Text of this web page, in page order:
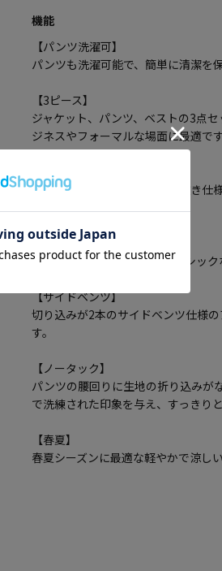
機能
【パンツ洗濯可】
パンツも洗濯可能で、簡単に清潔を
【3ピース】
ジャケット、パンツ、ベストの3点
ジネスやフォーマルな場面に最適です
背中の裏地が省かれている背抜き仕
【2つボタン】
2つボタンのデザインで、クラシッ
【サイドベンツ】
切り込みが2本のサイドベンツ仕様
す。
【ノータック】
パンツの腰回りに生地の折り込みが
で洗練された印象を与え、すっきり
【春夏】
春夏シーズンに最適な軽やかで涼し